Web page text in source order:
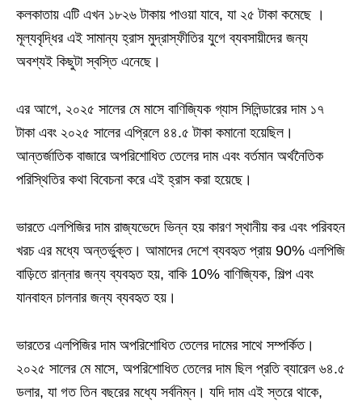
কলকাতায় এটি এখন ১৮২৬ টাকায় পাওয়া যাবে, যা ২৫ টাকা কমেছে ।
মূল্যবৃদ্ধির এই সামান্য হ্রাস মুদ্রাস্ফীতির যুগে ব্যবসায়ীদের জন্য
অবশ্যই কিছুটা স্বস্তি এনেছে।
এর আগে, ২০২৫ সালের মে মাসে বাণিজ্যিক গ্যাস সিলিন্ডারের দাম ১৭
টাকা এবং ২০২৫ সালের এপ্রিলে ৪৪.৫ টাকা কমানো হয়েছিল।
আন্তর্জাতিক বাজারে অপরিশোধিত তেলের দাম এবং বর্তমান অর্থনৈতিক
পরিস্থিতির কথা বিবেচনা করে এই হ্রাস করা হয়েছে।
ভারতে এলপিজির দাম রাজ্যভেদে ভিন্ন হয় কারণ স্থানীয় কর এবং পরিবহন
খরচ এর মধ্যে অন্তর্ভুক্ত। আমাদের দেশে ব্যবহৃত প্রায় 90% এলপিজি
বাড়িতে রান্নার জন্য ব্যবহৃত হয়, বাকি 10% বাণিজ্যিক, শিল্প এবং
যানবাহন চালনার জন্য ব্যবহৃত হয়।
ভারতের এলপিজির দাম অপরিশোধিত তেলের দামের সাথে সম্পর্কিত।
২০২৫ সালের মে মাসে, অপরিশোধিত তেলের দাম ছিল প্রতি ব্যারেল ৬৪.৫
ডলার, যা গত তিন বছরের মধ্যে সর্বনিম্ন। যদি দাম এই স্তরে থাকে,